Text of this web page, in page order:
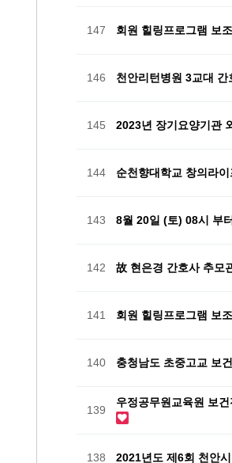
147 회원 힐링프로그램 보
146 천안리턴병원 3교대
145 2023년 장기요양기관
144 순천향대학교 창의라
143 8월 20일 (토) 08시 부
142 故 현은경 간호사 추모
141 회원 힐링프로그램 보
140 충청남도 초중고교 보
139
우정공무원교육원 보
138 2021년도 제6회 천안